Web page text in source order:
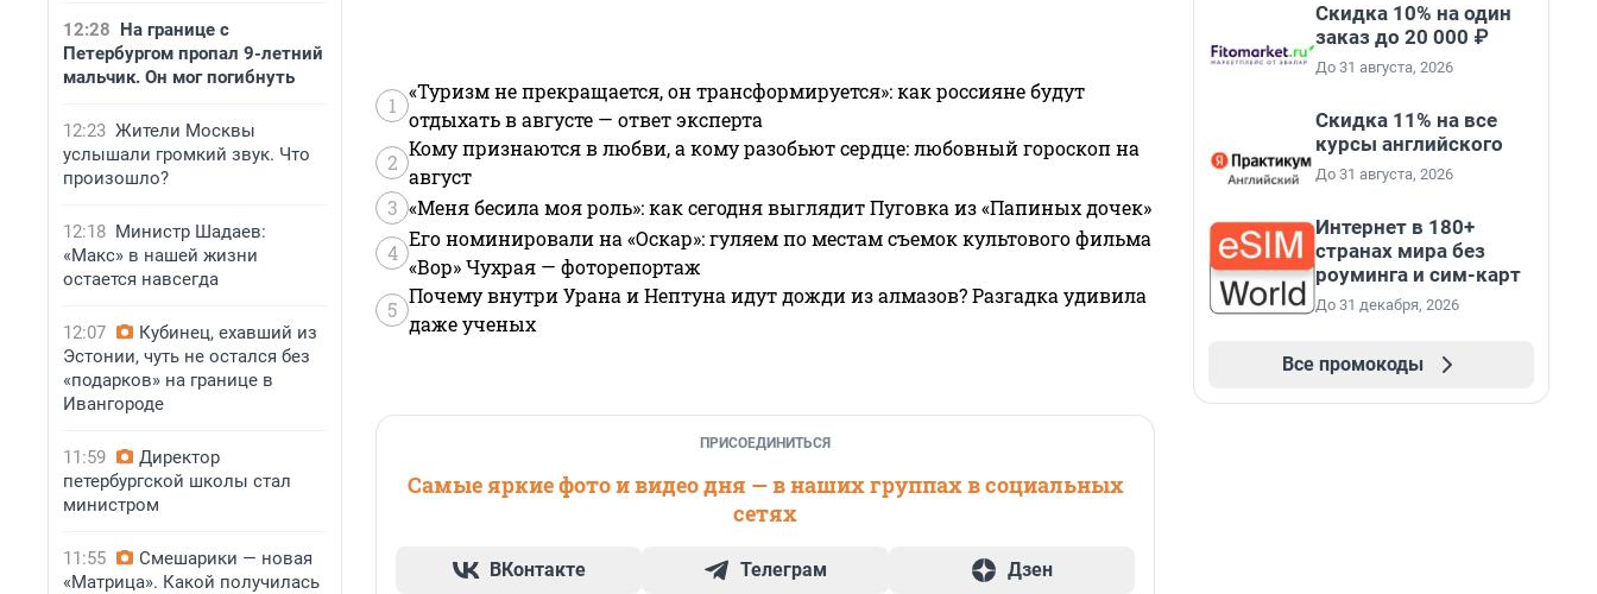
12:28 На границе с
Петербургом пропал 9-летний
мальчик. Он мог погибнуть
12:23 Жители Москвы
услышали громкий звук. Что
произошло?
12:18 Министр Шадаев:
«Макс» в нашей жизни
остается навсегда
12:07
Кубинец, ехавший из
Эстонии, чуть не остался без
«подарков» на границе в
Ивангороде
11:59
Директор
петербургской школы стал
министром
11:55
Смешарики — новая
«Матрица». Какой получилась
1
«Туризм не прекращается, он трансформируется»: как россияне будут
отдыхать в августе — ответ эксперта
2
Кому признаются в любви, а кому разобьют сердце: любовный гороскоп на
август
3 «Меня бесила моя роль»: как сегодня выглядит Пуговка из «Папиных дочек»
4
Его номинировали на «Оскар»: гуляем по местам съемок культового фильма
«Вор» Чухрая — фоторепортаж
5
Почему внутри Урана и Нептуна идут дожди из алмазов? Разгадка удивила
даже ученых
ПРИСОЕДИНИТЬСЯ
Самые яркие фото и видео дня — в наших группах в социальных
сетях
ВКонтакте Телеграм Дзен
Скидка 10% на один
заказ до 20 000 ₽
До 31 августа, 2026
Скидка 11% на все
курсы английского
До 31 августа, 2026
Интернет в 180+
странах мира без
роуминга и сим-карт
До 31 декабря, 2026
Все промокоды